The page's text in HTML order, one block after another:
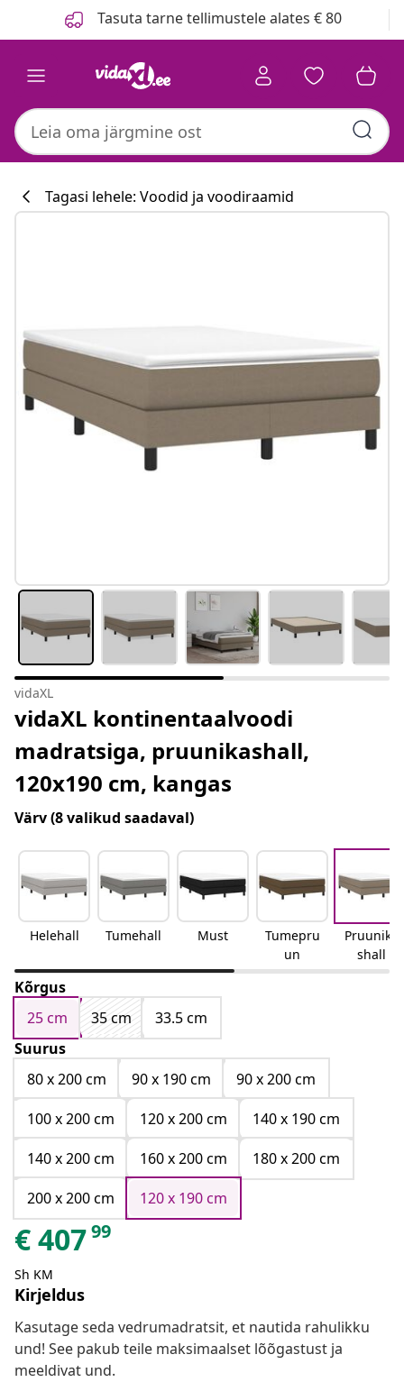
Tasuta tarne tellimustele alates € 80
#sharemevidaxl
Tagasi lehele: Voodid ja voodiraamid
vidaXL
vidaXL kontinentaalvoodi
madratsiga, pruunikashall,
120x190 cm, kangas
Värv(8 valikud saadaval)
Helehall Tumehall Must
Tumepru
un
Pruunika
shall
Kõrgus
25 cm
35 cm
33.5 cm
Suurus
80 x 200 cm
90 x 190 cm
90 x 200 cm
100 x 200 cm
120 x 200 cm
140 x 190 cm
140 x 200 cm
160 x 200 cm
180 x 200 cm
200 x 200 cm
120 x 190 cm
€40799
Sh KM
Kirjeldus
Kasutage seda vedrumadratsit, et nautida rahulikku
und! See pakub teile maksimaalset lõõgastust ja
meeldivat und.